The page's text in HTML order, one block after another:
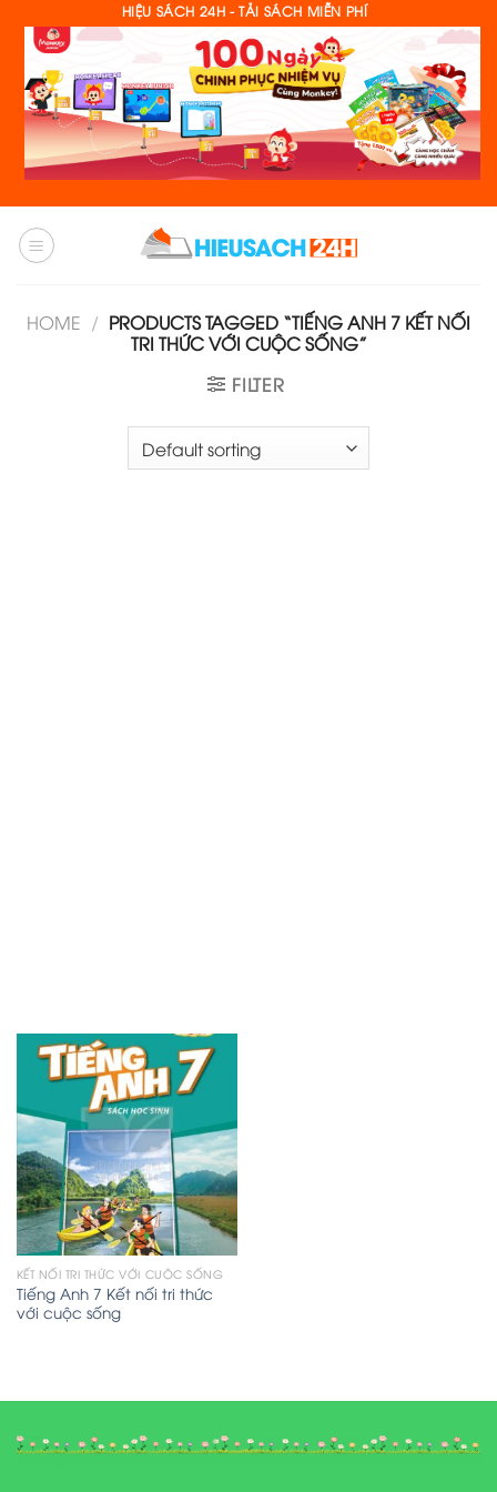
content
HIỆU SÁCH 24H - TẢI SÁCH MIỄN PHÍ
HOME / PRODUCTS TAGGED “TIẾNG ANH 7 KẾT NỐI
TRI THỨC VỚI CUỘC SỐNG”
FILTER
KẾT NỐI TRI THỨC VỚI CUỘC SỐNG
Tiếng Anh 7 Kết nối tri thức
với cuộc sống